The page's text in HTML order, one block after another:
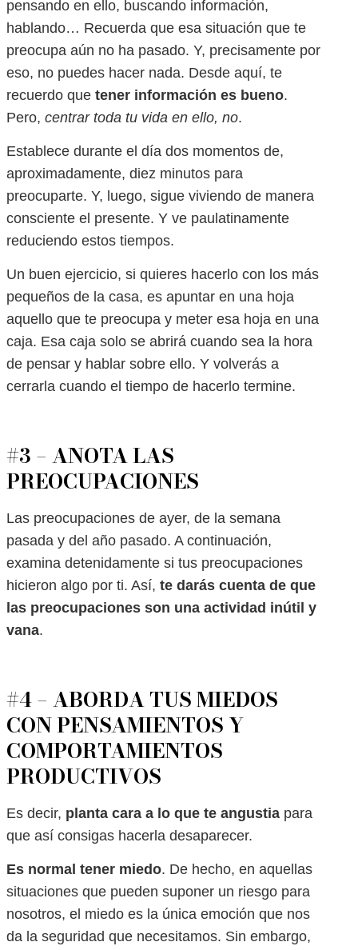
pensando en ello, buscando información,
hablando… Recuerda que esa situación que te
preocupa aún no ha pasado. Y, precisamente por
eso, no puedes hacer nada. Desde aquí, te
recuerdo que tener información es bueno.
Pero, centrar toda tu vida en ello, no.
Establece durante el día dos momentos de,
aproximadamente, diez minutos para
preocuparte. Y, luego, sigue viviendo de manera
consciente el presente. Y ve paulatinamente
reduciendo estos tiempos.
Un buen ejercicio, si quieres hacerlo con los más
pequeños de la casa, es apuntar en una hoja
aquello que te preocupa y meter esa hoja en una
caja. Esa caja solo se abrirá cuando sea la hora
de pensar y hablar sobre ello. Y volverás a
cerrarla cuando el tiempo de hacerlo termine.
#3 – ANOTA LAS
PREOCUPACIONES
Las preocupaciones de ayer, de la semana
pasada y del año pasado. A continuación,
examina detenidamente si tus preocupaciones
hicieron algo por ti. Así, te darás cuenta de que
las preocupaciones son una actividad inútil y
vana.
#4 – ABORDA TUS MIEDOS
CON PENSAMIENTOS Y
COMPORTAMIENTOS
PRODUCTIVOS
Es decir, planta cara a lo que te angustia para
que así consigas hacerla desaparecer.
Es normal tener miedo. De hecho, en aquellas
situaciones que pueden suponer un riesgo para
nosotros, el miedo es la única emoción que nos
da la seguridad que necesitamos. Sin embargo,